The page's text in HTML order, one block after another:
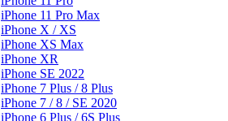
iPhone 11 Pro Max
iPhone X / XS
iPhone XS Max
iPhone XR
iPhone SE 2022
iPhone 7 Plus / 8 Plus
iPhone 7 / 8 / SE 2020
iPhone 6 Plus / 6S Plus